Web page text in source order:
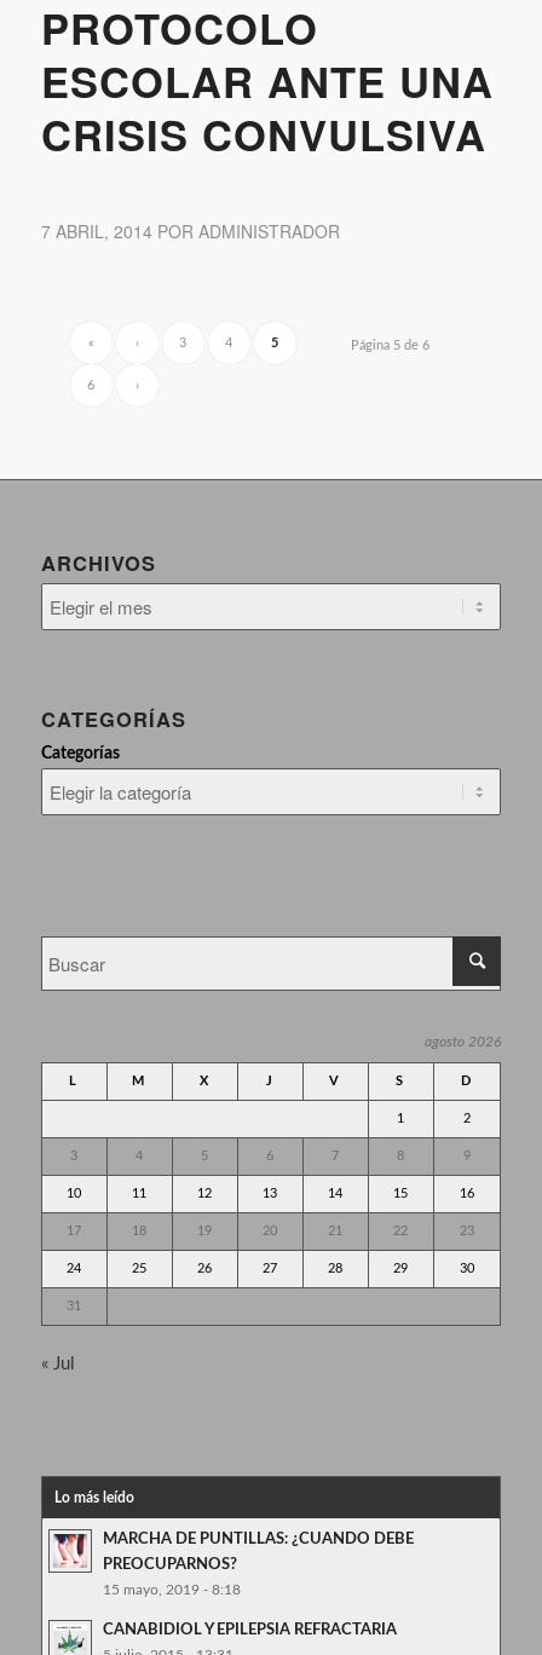
PROTOCOLO
ESCOLAR ANTE UNA
CRISIS CONVULSIVA
7 ABRIL, 2014 POR ADMINISTRADOR
Página 5 de 6
« ‹ 3 4 5
6 ›
ARCHIVOS
CATEGORÍAS
Categorías
agosto 2026
L M X J V S D
1 2
3 4 5 6 7 8 9
10 11 12 13 14 15 16
17 18 19 20 21 22 23
24 25 26 27 28 29 30
31
« Jul
Lo más leído
MARCHA DE PUNTILLAS: ¿CUANDO DEBE
PREOCUPARNOS?
15 mayo, 2019 - 8:18
CANABIDIOL Y EPILEPSIA REFRACTARIA